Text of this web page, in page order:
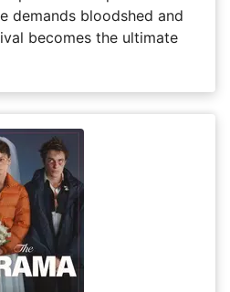
demands bloodshed and
becomes the ultimate